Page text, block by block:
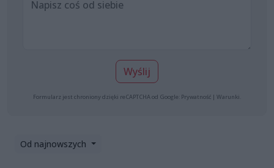
Wyślij
Formularz jest chroniony dzięki reCAPTCHA od Google: Prywatność | Warunki
Od najnowszych